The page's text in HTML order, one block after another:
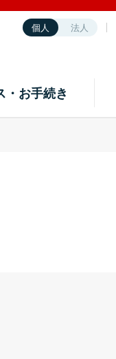
個人 法人
・お手続き